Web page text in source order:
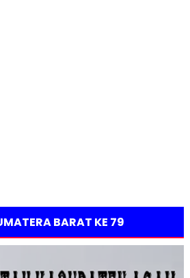
BARAT KE 79